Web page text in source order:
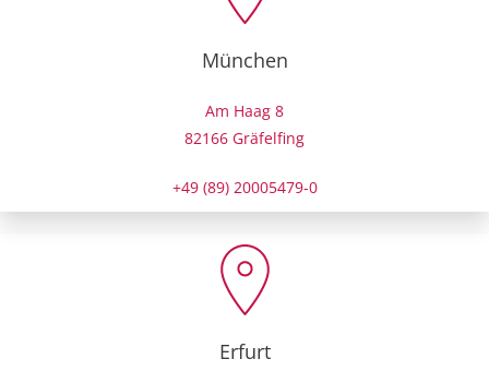
München
Am Haag 8
82166 Gräfelfing
+49 (89) 20005479-0
Erfurt